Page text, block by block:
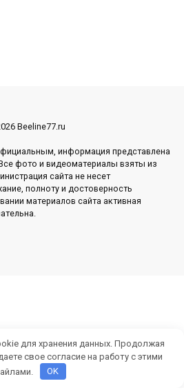
Beeline77.ru
информация представлена
фото и видеоматериалы взяты из
сайта не несет
полноту и достоверность
материалов сайта активная
для хранения данных. Продолжая
свое согласие на работу с этими
OK